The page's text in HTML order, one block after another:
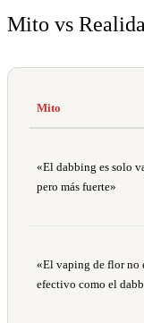
Mito vs
Mito
«El dabbing es solo
pero más fuerte»
«El vaping de flor no
efectivo como el